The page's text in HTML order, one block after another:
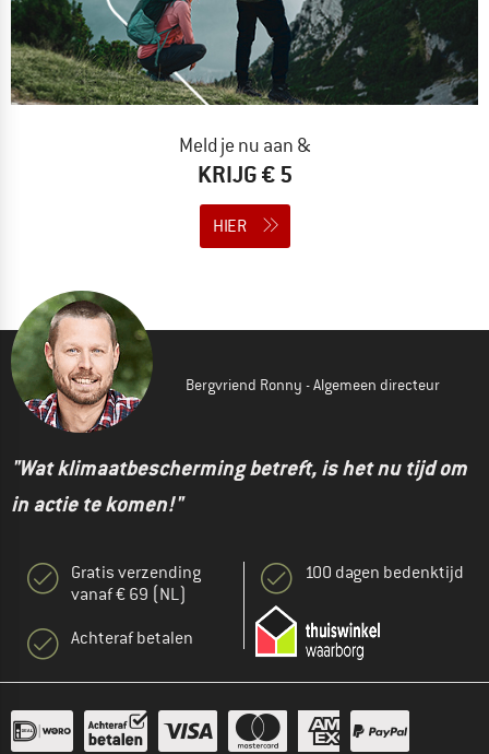
Meld je nu aan &
KRIJG € 5
HIER
Bergvriend Ronny - Algemeen directeur
"Wat klimaatbescherming betreft, is het nu tijd om
in actie te komen!"
Gratis verzending
vanaf € 69 (NL)
Achteraf betalen
100 dagen bedenktijd